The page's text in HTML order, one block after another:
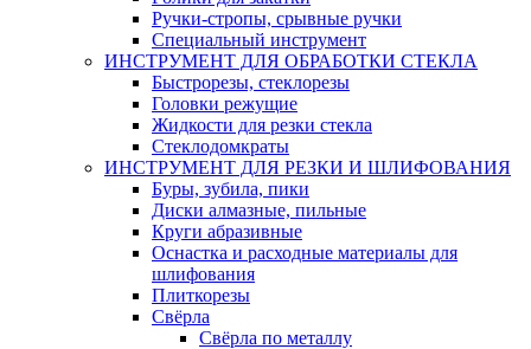
Ручки-стропы, срывные ручки
Специальный инструмент
ИНСТРУМЕНТ ДЛЯ ОБРАБОТКИ СТЕКЛА
Быстрорезы, стеклорезы
Головки режущие
Жидкости для резки стекла
Стеклодомкраты
ИНСТРУМЕНТ ДЛЯ РЕЗКИ И ШЛИФОВАНИЯ
Буры, зубила, пики
Диски алмазные, пильные
Круги абразивные
Оснастка и расходные материалы для
шлифования
Плиткорезы
Свёрла
Свёрла по металлу